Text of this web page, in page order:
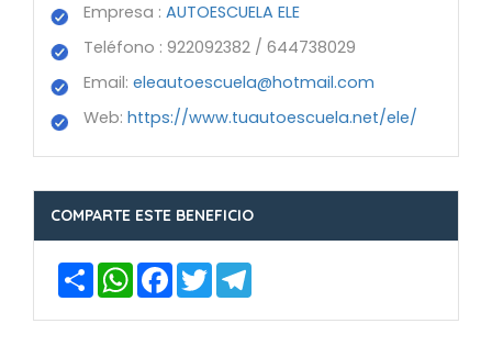
Empresa : AUTOESCUELA ELE
Teléfono : 922092382 / 644738029
Email: eleautoescuela@hotmail.com
Web: https://www.tuautoescuela.net/ele/
COMPARTE ESTE BENEFICIO
CompartirWhatsAppFacebook
Twitter